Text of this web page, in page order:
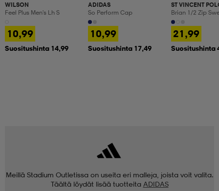
WILSON
Feel Plus Men's Lh S
10,99
Suositushinta 14,99
ADIDAS
So Perform Cap
10,99
Suositushinta 17,49
ST VINCENT
Brian 1/2 Zip
21,99
Suositushinta
Meillä Stadium Outletissa on useita eri malleja, joista voit valita.
Täältä löydät lisää tuotteita ADIDAS